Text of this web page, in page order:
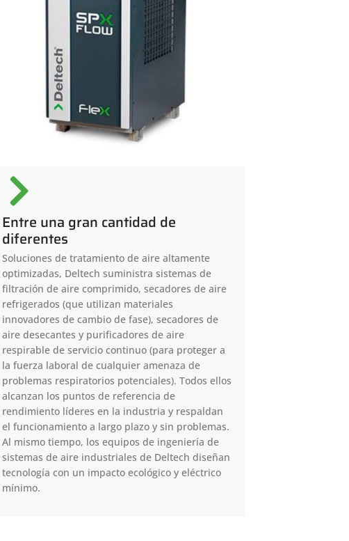
Entre una gran cantidad de
diferentes
Soluciones de tratamiento de aire altamente
optimizadas, Deltech suministra sistemas de
filtración de aire comprimido, secadores de aire
refrigerados (que utilizan materiales
innovadores de cambio de fase), secadores de
aire desecantes y purificadores de aire
respirable de servicio continuo (para proteger a
la fuerza laboral de cualquier amenaza de
problemas respiratorios potenciales). Todos ellos
alcanzan los puntos de referencia de
rendimiento líderes en la industria y respaldan
el funcionamiento a largo plazo y sin problemas.
Al mismo tiempo, los equipos de ingeniería de
sistemas de aire industriales de Deltech diseñan
tecnología con un impacto ecológico y eléctrico
mínimo.